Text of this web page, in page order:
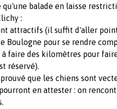
qu'une balade en laisse
:
attractifs (il suffit d'aller
Boulogne pour se rendre
à faire des kilomètres pour
réservé).
que les chiens sont
en attester : on